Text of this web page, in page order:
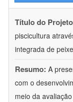
Título do
piscicultura
integrada de
Resumo: A
com o
meio da